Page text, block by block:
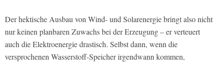
Der hektische Ausbau von Wind- und Solarenergie bringt also nicht
nur keinen planbaren Zuwachs bei der Erzeugung – er verteuert
auch die Elektroenergie drastisch. Selbst dann, wenn die
versprochenen Wasserstoff-Speicher irgendwann kommen,